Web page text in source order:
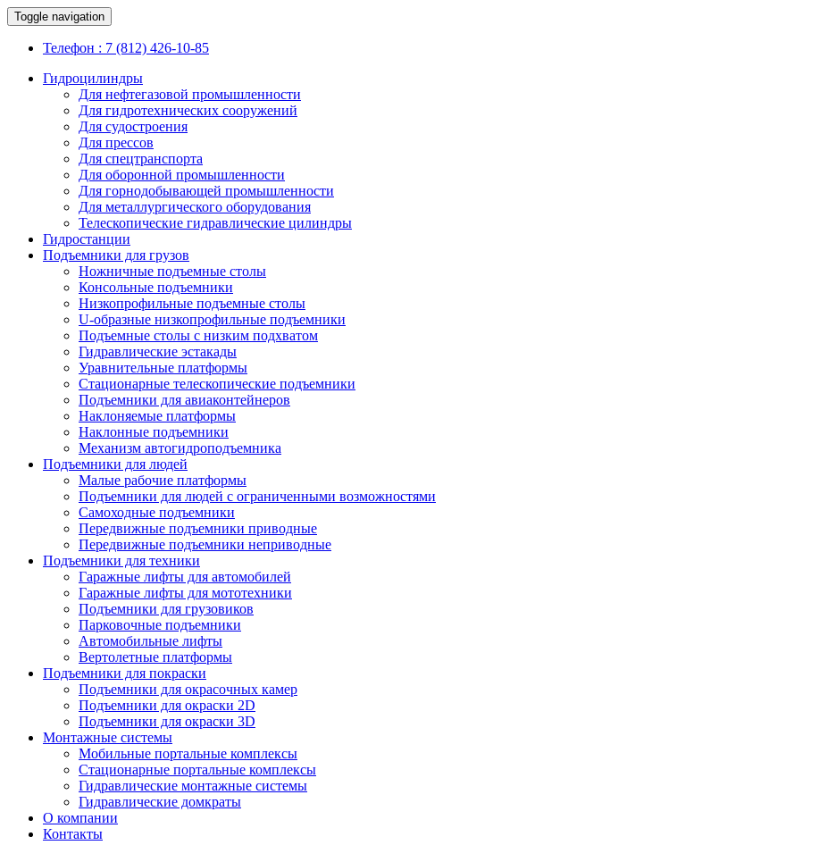
Toggle navigation
Телефон : 7 (812) 426-10-85
Гидроцилиндры
Для нефтегазовой промышленности
Для гидротехнических сооружений
Для судостроения
Для прессов
Для спецтранспорта
Для оборонной промышленности
Для горнодобывающей промышленности
Для металлургического оборудования
Телескопические гидравлические цилиндры
Гидростанции
Подъемники для грузов
Ножничные подъемные столы
Консольные подъемники
Низкопрофильные подъемные столы
U-образные низкопрофильные подъемники
Подъемные столы с низким подхватом
Гидравлические эстакады
Уравнительные платформы
Стационарные телескопические подъемники
Подъемники для авиаконтейнеров
Наклоняемые платформы
Наклонные подъемники
Механизм автогидроподъемника
Подъемники для людей
Малые рабочие платформы
Подъемники для людей с ограниченными возможностями
Самоходные подъемники
Передвижные подъемники приводные
Передвижные подъемники неприводные
Подъемники для техники
Гаражные лифты для автомобилей
Гаражные лифты для мототехники
Подъемники для грузовиков
Парковочные подъемники
Aвтомобильные лифты
Вертолетные платформы
Подъемники для покраски
Подъемники для окрасочных камер
Подъемники для окраски 2D
Подъемники для окраски 3D
Монтажные системы
Мобильные портальные комплексы
Стационарные портальные комплексы
Гидравлические монтажные системы
Гидравлические домкраты
О компании
Контакты